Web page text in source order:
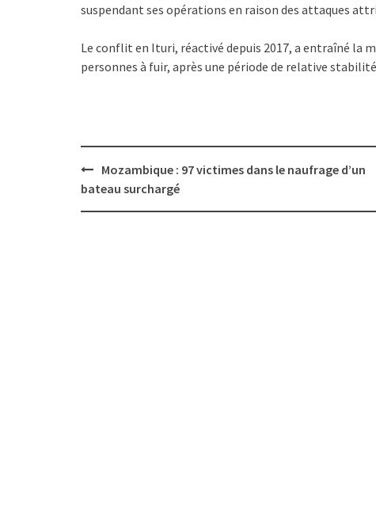
suspendant ses opérations en raison des attaques
Le conflit en Ituri, réactivé depuis 2017, a entraîné la
personnes à fuir, après une période de relative stabilité
Post
navigation
Mozambique : 97 victimes dans le naufrage d’un
bateau surchargé